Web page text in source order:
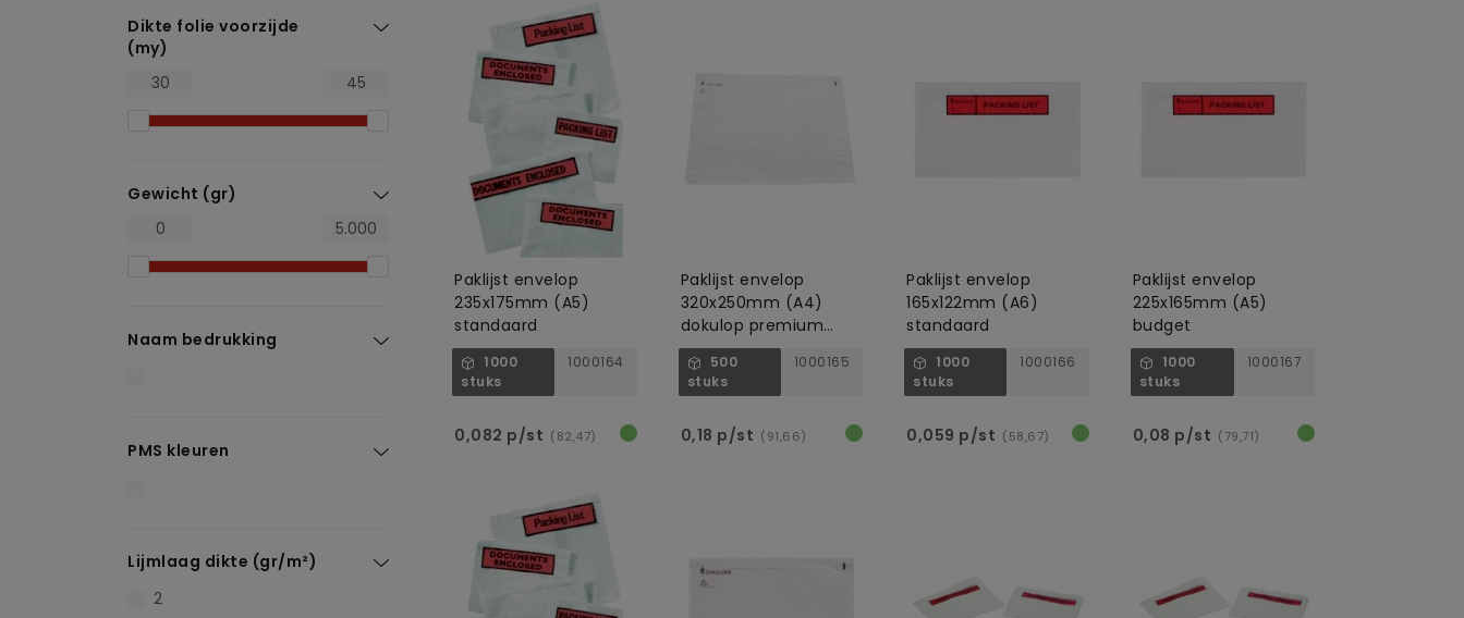
Dikte folie voorzijde
(my)
Gewicht (gr)
Naam bedrukking
PMS kleuren
Lijmlaag dikte (gr/m²)
2
Paklijst envelop
235x175mm (A5)
standaard
1000
stuks
1000164
0,082 p/st (82,47)
Paklijst envelop
320x250mm (A4)
dokulop premium
transparant
500
stuks
1000165
0,18 p/st (91,66)
Paklijst envelop
165x122mm (A6)
standaard
1000
stuks
1000166
0,059 p/st (58,67)
Paklijst envelop
225x165mm (A5)
budget
1000
stuks
1000167
0,08 p/st (79,71)